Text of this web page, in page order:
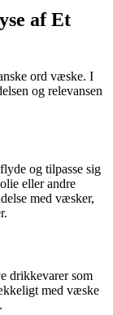
af Et
ord væske. I
og relevansen
og tilpasse sig
eller andre
med væsker,
drikkevarer som
med væske